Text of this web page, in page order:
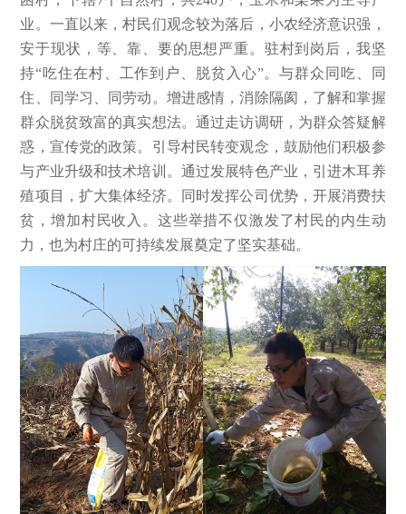
业。一直以来，村民们观念较为落后，小农经济意识强，
安于现状，等、靠、要的思想严重。驻村到岗后，我坚
持“吃住在村、工作到户、脱贫入心”。与群众同吃、同
住、同学习、同劳动。增进感情，消除隔阂，了解和掌握
群众脱贫致富的真实想法。通过走访调研，为群众答疑解
惑，宣传党的政策。引导村民转变观念，鼓励他们积极参
与产业升级和技术培训。通过发展特色产业，引进木耳养
殖项目，扩大集体经济。同时发挥公司优势，开展消费扶
贫，增加村民收入。这些举措不仅激发了村民的内生动
力，也为村庄的可持续发展奠定了坚实基础。